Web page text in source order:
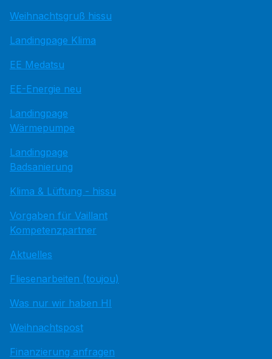
Weihnachtsgruß hissu
Landingpage Klima
EE Medatsu
EE-Energie neu
Landingpage
Wärmepumpe
Landingpage
Badsanierung
Klima & Lüftung - hissu
Vorgaben für Vaillant
Kompetenzpartner
Aktuelles
Fliesenarbeiten (toujou)
Was nur wir haben HI
Weihnachtspost
Finanzierung anfragen